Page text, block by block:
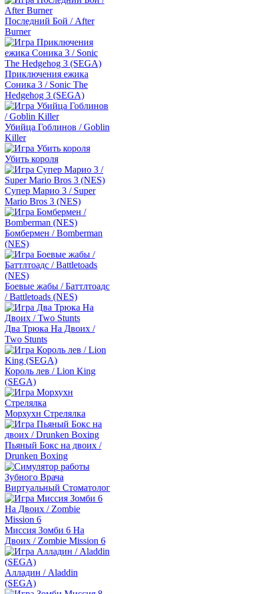
Последний Бой / After
Burner
Приключения ежика
Соника 3 / Sonic The
Hedgehog 3 (SEGA)
Убийца Гоблинов / Goblin
Killer
Убить короля
Супер Марио 3 / Super
Mario Bros 3 (NES)
Бомбермен / Bomberman
(NES)
Боевые жабы / Баттлтоадс
/ Battletoads (NES)
Два Трюка На Двоих /
Two Stunts
Король лев / Lion King
(SEGA)
Морхухн Стрелялка
Пьяный Бокс на двоих /
Drunken Boxing
Виртуальный Стоматолог
Миссия Зомби 6 На
Двоих / Zombie Mission 6
Алладин / Aladdin
(SEGA)